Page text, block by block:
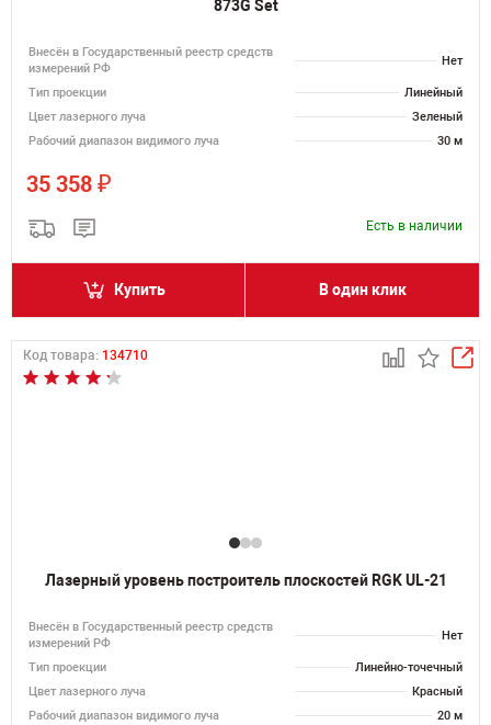
873G Set
Внесён в Государственный реестр средств
измерений РФ
Нет
Тип проекции
Линейный
Цвет лазерного луча
Зеленый
Рабочий диапазон видимого луча
30 м
35 358 ₽
Есть в наличии
Купить В один клик
Код товара: 134710
Лазерный уровень построитель плоскостей RGK UL-21
Внесён в Государственный реестр средств
измерений РФ
Нет
Тип проекции
Линейно-точечный
Цвет лазерного луча
Красный
Рабочий диапазон видимого луча
20 м